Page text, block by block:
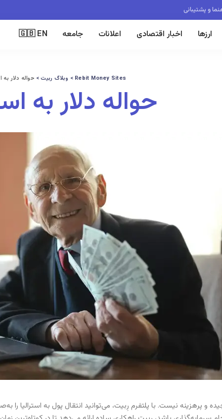
و پشتیبانی
ارزها اخبار اقتصادی اعلانات جامعه 🇬🇧 EN
Rebit Money Sites
> وبلاگ ربیت> حواله دلار به
حواله دلار به
و پرهزینه نیست. با پلتفرم رِبیت، می‌توانید انتقال پول به استرالیا